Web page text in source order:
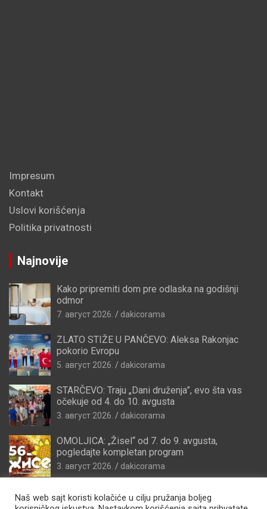
Impresum
Kontakt
Uslovi korišćenja
Politika privatnosti
Najnovije
Kako pripremiti dom pre odlaska na godišnji
odmor
7. август 2026. dakicorama
ZLATO STIŽE U PANČEVO: Aleksa Rakonjac
pokorio Evropu
5. август 2026. dakicorama
STARČEVO: Traju „Dani druženja”, evo šta vas
očekuje od 4. do 10. avgusta
3. август 2026. dakicorama
OMOLJICA: „Žisel“ od 7. do 9. avgusta,
pogledajte kompletan program
3. август 2026. dakicorama
Naš web sajt koristi kolačiće u cilju pružanja boljeg